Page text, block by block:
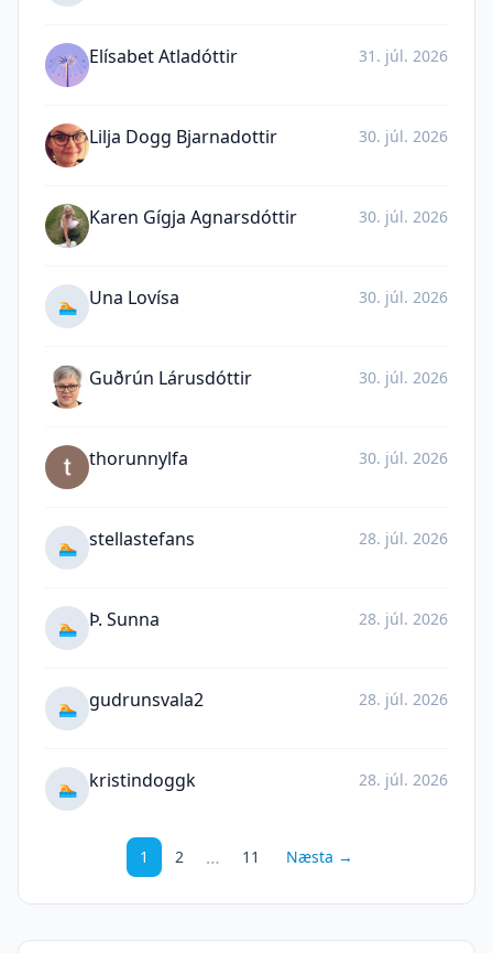
Elísabet Atladóttir 31. júl. 2026
Lilja Dogg Bjarnadottir 30. júl. 2026
Karen Gígja Agnarsdóttir 30. júl. 2026
🏊 Una Lovísa 30. júl. 2026
Guðrún Lárusdóttir 30. júl. 2026
thorunnylfa 30. júl. 2026
🏊 stellastefans 28. júl. 2026
🏊 Þ. Sunna 28. júl. 2026
🏊 gudrunsvala2 28. júl. 2026
🏊 kristindoggk 28. júl. 2026
1 2 … 11 Næsta →